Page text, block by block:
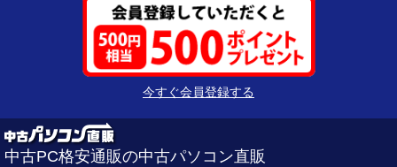
今すぐ会員登録する
中古PC格安通販の中古パソコン直販